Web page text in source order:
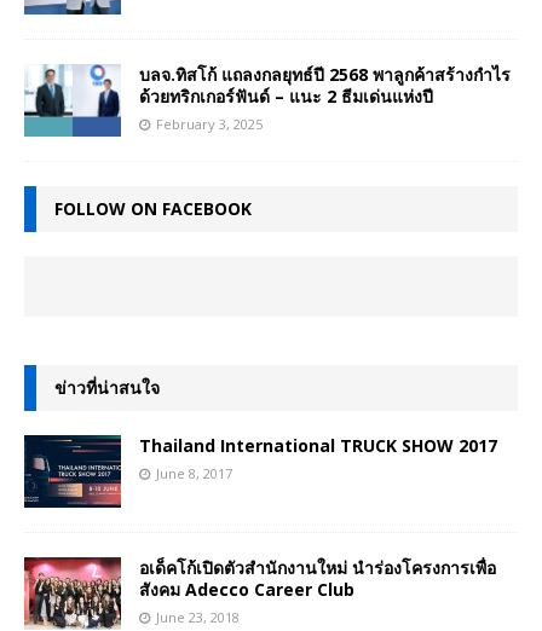
บลจ.ทิสโก้ แถลงกลยุทธ์ปี 2568 พาลูกค้าสร้างกำไร
ด้วยทริกเกอร์ฟันด์ – แนะ 2 ธีมเด่นแห่งปี
February 3, 2025
FOLLOW ON FACEBOOK
ข่าวที่น่าสนใจ
Thailand International TRUCK SHOW 2017
June 8, 2017
อเด็คโก้เปิดตัวสำนักงานใหม่ นำร่องโครงการเพื่อ
สังคม Adecco Career Club
June 23, 2018